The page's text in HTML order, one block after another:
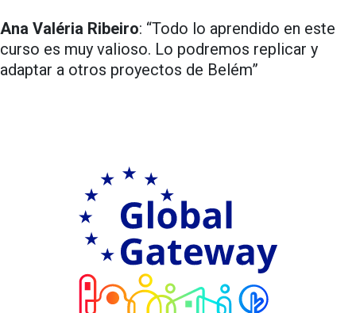
Ana Valéria Ribeiro: “Todo lo aprendido en este
curso es muy valioso. Lo podremos replicar y
adaptar a otros proyectos de Belém”